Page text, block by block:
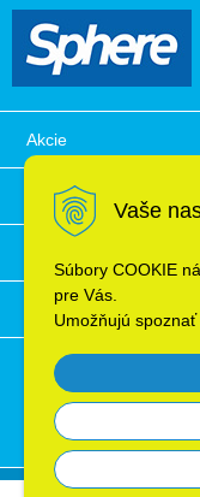
Vaše
Súbory COOKIE
pre Vás.
Umožňujú
Akcie
Obchodné podmienky
Ochrana osobných